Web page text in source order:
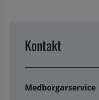
Kontakt
Medborgarservice